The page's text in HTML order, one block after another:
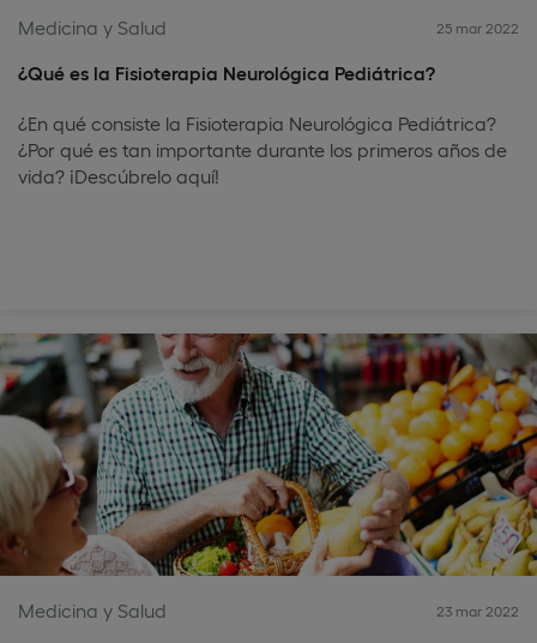
Medicina y Salud 25 mar 2022
¿Qué es la Fisioterapia Neurológica Pediátrica?
¿En qué consiste la Fisioterapia Neurológica Pediátrica?
¿Por qué es tan importante durante los primeros años de
vida? ¡Descúbrelo aquí!
Medicina y Salud 23 mar 2022